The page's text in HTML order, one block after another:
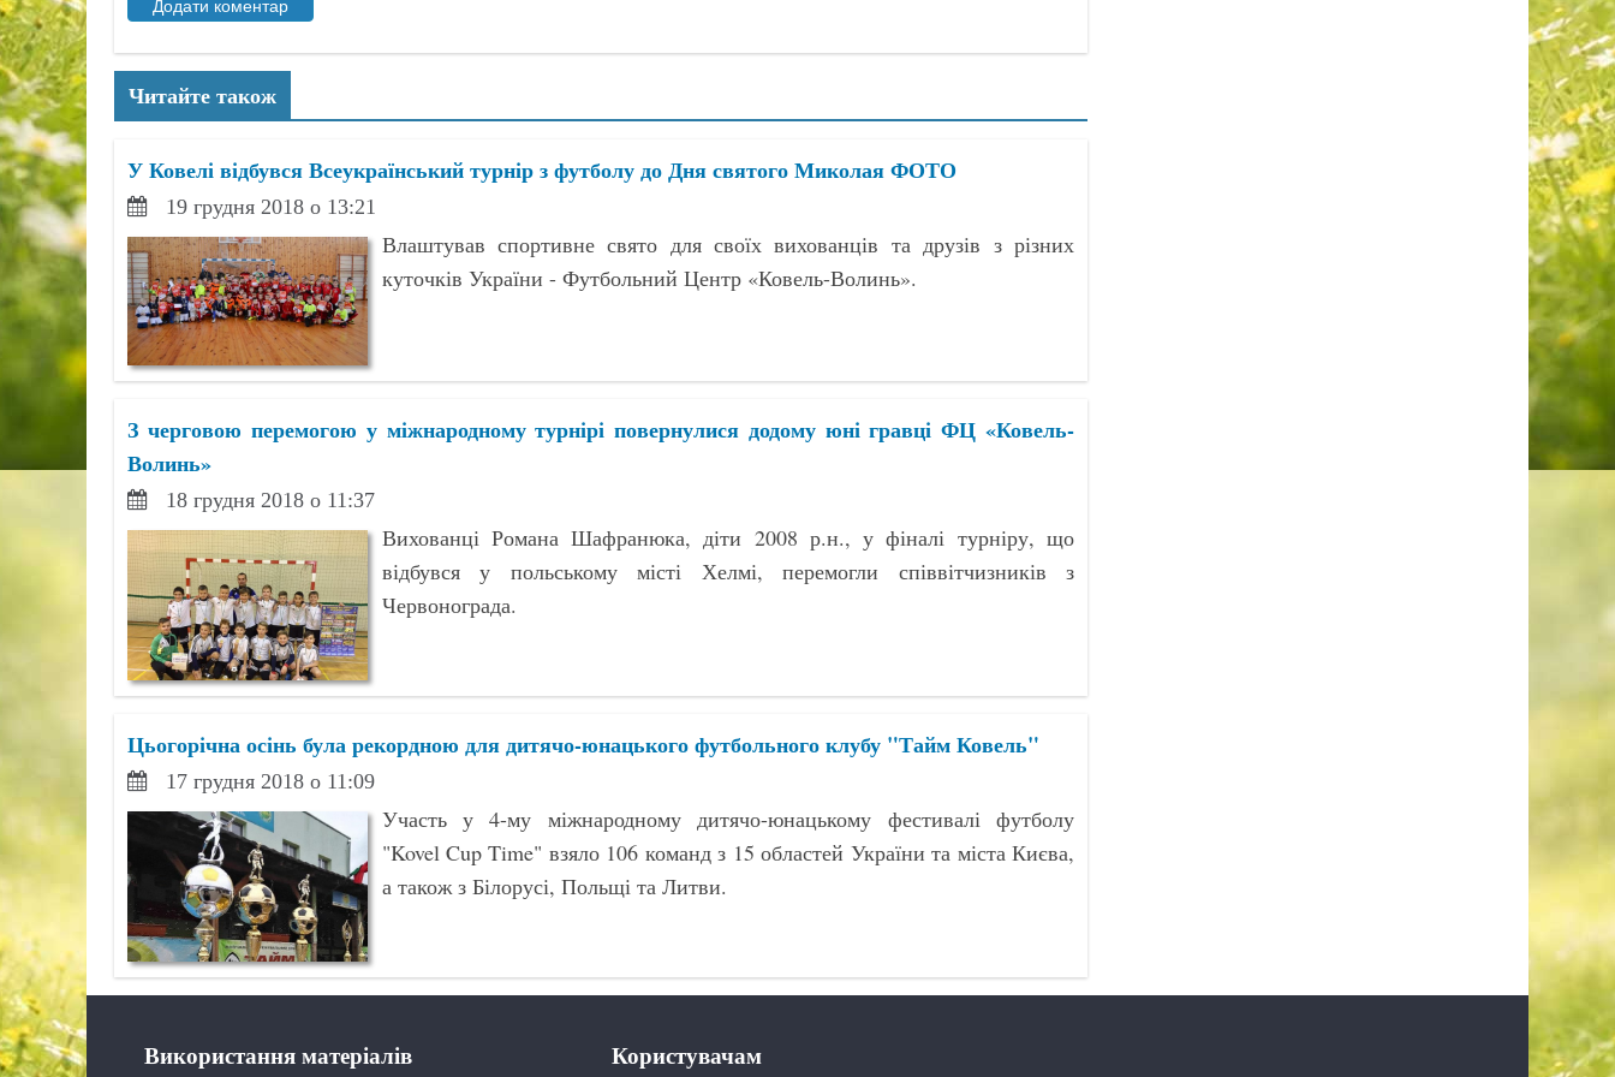
Читайте також
У Ковелі відбувся Всеукраїнський турнір з футболу до Дня святого Миколая ФОТО
19 грудня 2018 о 13:21
Влаштував спортивне свято для своїх вихованців та друзів з різних
куточків України - Футбольний Центр «Ковель-Волинь».
З черговою перемогою у міжнародному турнірі повернулися додому юні гравці ФЦ «Ковель-
Волинь»
18 грудня 2018 о 11:37
Вихованці Романа Шафранюка, діти 2008 р.н., у фіналі турніру, що
відбувся у польському місті Хелмі, перемогли співвітчизників з
Червонограда.
Цьогорічна осінь була рекордною для дитячо-юнацького футбольного клубу "Тайм Ковель"
17 грудня 2018 о 11:09
Участь у 4-му міжнародному дитячо-юнацькому фестивалі футболу
"Kovel Cup Time" взяло 106 команд з 15 областей України та міста Києва,
а також з Білорусі, Польщі та Литви.
Використання матеріалів Користувачам